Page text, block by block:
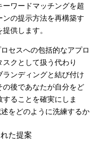
ワードマッチングを超
の提示方法を再構築す
供します。
セスへの包括的なアプロ
クとして扱う代わり
ランディングと結び付け
の後であなたが自分をど
ることを確実にしま
をどのように洗練するか
た提案